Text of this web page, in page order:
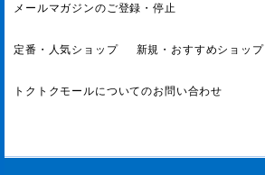
メールマガジンのご登録・停止
定番・人気ショップ 新規・おすすめショップ
トクトクモールについてのお問い合わせ